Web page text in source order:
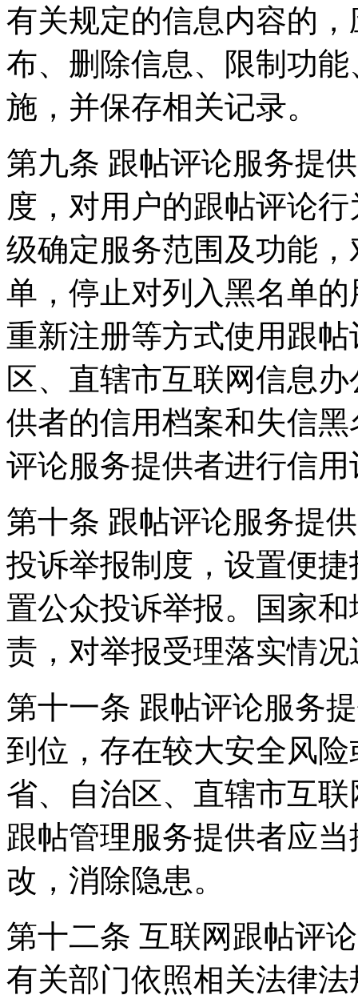
有关规定的信息内容的
布、删除信息、限制功
施，并保存相关记录。
第九条 跟帖评论服务提
度，对用户的跟帖评论
级确定服务范围及功能
单，停止对列入黑名单
重新注册等方式使用跟
区、直辖市互联网信息
供者的信用档案和失信
评论服务提供者进行信用
第十条 跟帖评论服务提
投诉举报制度，设置便
置公众投诉举报。国家
责，对举报受理落实情
第十一条 跟帖评论服务
到位，存在较大安全风
省、自治区、直辖市互
跟帖管理服务提供者应
改，消除隐患。
第十二条 互联网跟帖评
有关部门依照相关法律